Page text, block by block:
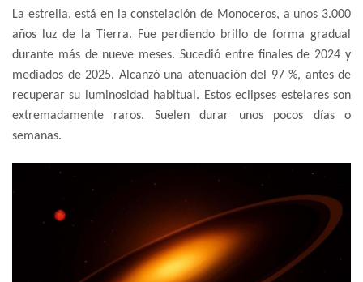
La estrella, está en la constelación de Monoceros, a unos 3.000
años luz de la Tierra. Fue perdiendo brillo de forma gradual
durante más de nueve meses. Sucedió entre finales de 2024 y
mediados de 2025. Alcanzó una atenuación del 97 %, antes de
recuperar su luminosidad habitual. Estos eclipses estelares son
extremadamente raros. Suelen durar unos pocos días o
semanas.